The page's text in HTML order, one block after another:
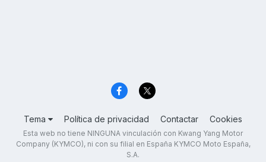
Tema Política de privacidad Contactar Cookies
Esta web no tiene NINGUNA vinculación con Kwang Yang Motor
Company (KYMCO), ni con su filial en España KYMCO Moto España,
S.A.